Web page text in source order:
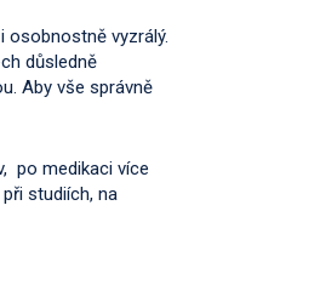
osobnostně vyzrálý.
důsledně
Aby vše správně
po medikaci více
studiích, na